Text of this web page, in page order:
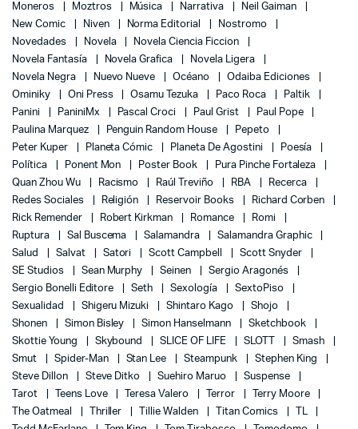
Moneros
Moztros Música Narrativa
Neil Gaiman
New Comic
Niven Norma Editorial
Nostromo
Novedades
Novela
Novela Ciencia Ficcion
Novela Fantasía
Novela Grafica
Novela Ligera
Novela Negra
Nuevo Nueve Océano
Odaiba Ediciones
Ominiky
Oni Press Osamu Tezuka Paco Roca
Paltik
Panini
PaniniMx Pascal Croci Paul Grist
Paul Pope
Paulina Marquez
Penguin Random House
Pepeto
Peter Kuper
Planeta Cómic Planeta De Agostini
Poesía
Política
Ponent Mon Poster Book
Pura Pinche Fortaleza
Quan Zhou Wu
Racismo Raúl Treviño RBA
Recerca
Redes Sociales
Religión Reservoir Books
Richard Corben
Rick Remender
Robert Kirkman Romance
Romi
Ruptura
Sal Buscema Salamandra
Salamandra Graphic
Salud
Salvat Satori Scott Campbell
Scott Snyder
SE Studios
Sean Murphy Seinen
Sergio Aragonés
Sergio Bonelli Editore
Seth Sexología
SextoPiso
Sexualidad
Shigeru Mizuki Shintaro Kago
Shojo
Shonen
Simon Bisley Simon Hanselmann
Sketchbook
Skottie Young
Skybound SLICE OF LIFE SLOTT
Smash
Smut
Spider-Man Stan Lee Steampunk
Stephen King
Steve Dillon
Steve Ditko Suehiro Maruo
Suspense
Tarot
Teens Love Teresa Valero Terror
Terry Moore
The Oatmeal
Thriller Tillie Walden Titan Comics
TL